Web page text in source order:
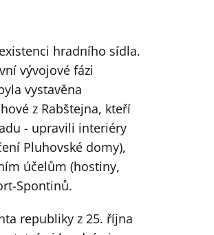
hradního sídla.
vývojové fázi
vystavěna
z Rabštejna, kteří
- upravili interiéry
Pluhovské domy),
účelům (hostiny,
Spontinů.
republiky z 25. října